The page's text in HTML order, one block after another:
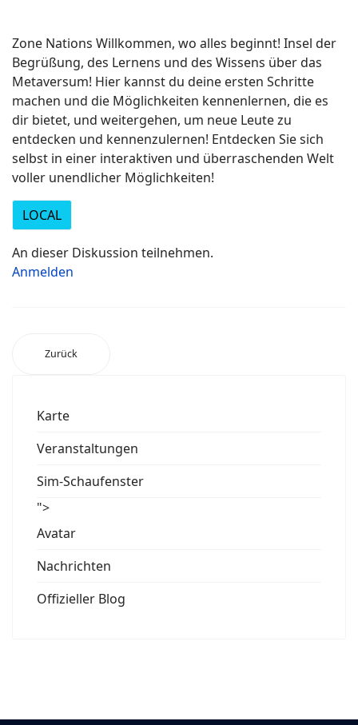
Zone Nations Willkommen, wo alles beginnt! Insel der
Begrüßung, des Lernens und des Wissens über das
Metaversum! Hier kannst du deine ersten Schritte
machen und die Möglichkeiten kennenlernen, die es
dir bietet, und weitergehen, um neue Leute zu
entdecken und kennenzulernen! Entdecken Sie sich
selbst in einer interaktiven und überraschenden Welt
voller unendlicher Möglichkeiten!
LOCAL
An dieser Diskussion teilnehmen.
Anmelden
Zurück
Karte
Veranstaltungen
Sim-Schaufenster
">
Avatar
Nachrichten
Offizieller Blog